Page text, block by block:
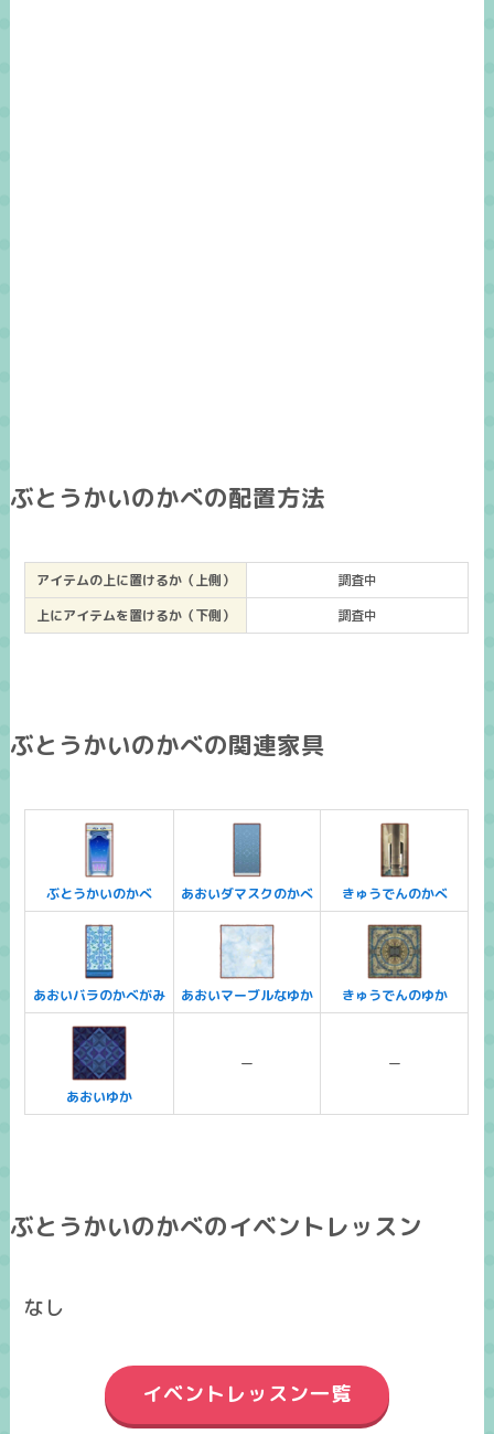
ぶとうかいのかべの配置方法
アイテムの上に置けるか（上側）
調査中
上にアイテムを置けるか（下側）
調査中
ぶとうかいのかべの関連家具
ぶとうかいのかべ あおいダマスクのかべ きゅうでんのかべ
あおいバラのかべがみ あおいマーブルなゆか きゅうでんのゆか
あおいゆか
ー ー
ぶとうかいのかべのイベントレッスン
なし
イベントレッスン一覧